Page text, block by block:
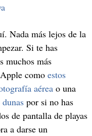
Nada más lejos de la
Si te has
muchos más
como estos
aéreao una
por si no has
de pantalla de playas
a darse un